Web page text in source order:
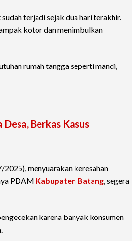
terjadi sejak dua hari terakhir.
kotor dan menimbulkan
rumah tangga seperti mandi,
Berkas Kasus
2025), menyuarakan keresahan
PDAM Kabupaten Batang, segera
karena banyak konsumen